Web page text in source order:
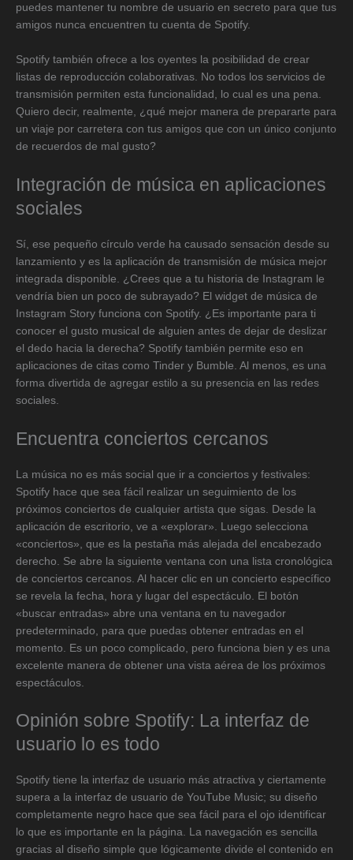
puedes mantener tu nombre de usuario en secreto para que tus
amigos nunca encuentren tu cuenta de Spotify.
Spotify también ofrece a los oyentes la posibilidad de crear
listas de reproducción colaborativas. No todos los servicios de
transmisión permiten esta funcionalidad, lo cual es una pena.
Quiero decir, realmente, ¿qué mejor manera de prepararte para
un viaje por carretera con tus amigos que con un único conjunto
de recuerdos de mal gusto?
Integración de música en aplicaciones
sociales
Sí, ese pequeño círculo verde ha causado sensación desde su
lanzamiento y es la aplicación de transmisión de música mejor
integrada disponible. ¿Crees que a tu historia de Instagram le
vendría bien un poco de subrayado? El widget de música de
Instagram Story funciona con Spotify. ¿Es importante para ti
conocer el gusto musical de alguien antes de dejar de deslizar
el dedo hacia la derecha? Spotify también permite eso en
aplicaciones de citas como Tinder y Bumble. Al menos, es una
forma divertida de agregar estilo a su presencia en las redes
sociales.
Encuentra conciertos cercanos
La música no es más social que ir a conciertos y festivales:
Spotify hace que sea fácil realizar un seguimiento de los
próximos conciertos de cualquier artista que sigas. Desde la
aplicación de escritorio, ve a «explorar». Luego selecciona
«conciertos», que es la pestaña más alejada del encabezado
derecho. Se abre la siguiente ventana con una lista cronológica
de conciertos cercanos. Al hacer clic en un concierto específico
se revela la fecha, hora y lugar del espectáculo. El botón
«buscar entradas» abre una ventana en tu navegador
predeterminado, para que puedas obtener entradas en el
momento. Es un poco complicado, pero funciona bien y es una
excelente manera de obtener una vista aérea de los próximos
espectáculos.
Opinión sobre Spotify: La interfaz de
usuario lo es todo
Spotify tiene la interfaz de usuario más atractiva y ciertamente
supera a la interfaz de usuario de YouTube Music; su diseño
completamente negro hace que sea fácil para el ojo identificar
lo que es importante en la página. La navegación es sencilla
gracias al diseño simple que lógicamente divide el contenido en